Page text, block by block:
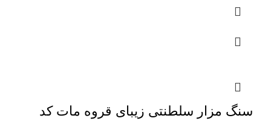
سنگ مزار سلطنتی زیبای قروه مات کد